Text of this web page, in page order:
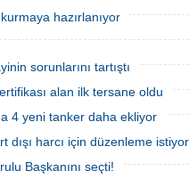
Tekne Fuarı'nda
yeniden buluşmaya
hazırlanıyor
sorunlarını tartıştı
alan ilk tersane oldu
4 yeni tanker daha ekliyor
dışı harcı için düzenleme istiyor
Başkanını seçti!